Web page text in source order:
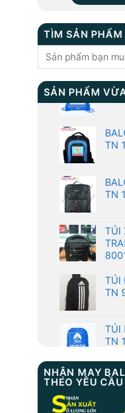
TÌM SẢN PHẨM
Tìm
SẢN PHẨM TN
TN
TÚI
TÚI
TN
TÚI
TN
TN
TN
NHẬN MAY
THEO YÊU CẦU